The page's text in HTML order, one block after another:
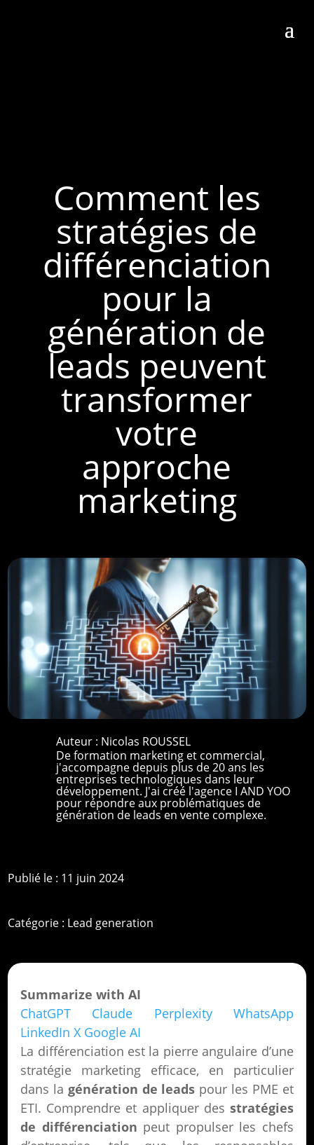
Comment les
stratégies de
différenciation
pour la
génération de
leads peuvent
transformer
votre
approche
marketing
Auteur : Nicolas ROUSSEL
De formation marketing et commercial,
j'accompagne depuis plus de 20 ans les
entreprises technologiques dans leur
développement. J'ai créé l'agence I AND YOO
pour répondre aux problématiques de
génération de leads en vente complexe.
Publié le : 11 juin 2024
Catégorie : Lead generation
Summarize with AI
ChatGPT
Claude Perplexity
WhatsApp
LinkedIn X Google AI
La différenciation est la pierre angulaire d’une
stratégie marketing efficace, en particulier
dans la génération de leads pour les PME et
ETI. Comprendre et appliquer des stratégies
de différenciation peut propulser les chefs